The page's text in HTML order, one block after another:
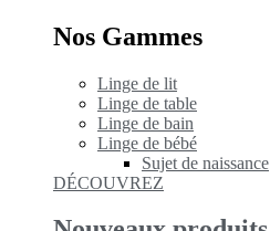
Nos Gammes
Linge de lit
Linge de table
Linge de bain
Linge de bébé
Sujet de naissance
DÉCOUVREZ